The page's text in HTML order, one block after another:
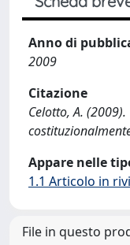
Anno di
2009
Citazione
Celotto, A.
Appare nelle
1.1 Articolo in
File in questo